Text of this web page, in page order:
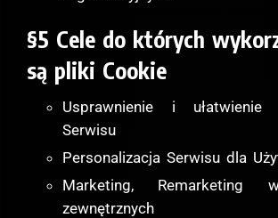
§5 Cele do których
są pliki Cookie
Usprawnienie i
Serwisu
Personalizacja Serwisu dla
Marketing, Remarketing
zewnętrznych